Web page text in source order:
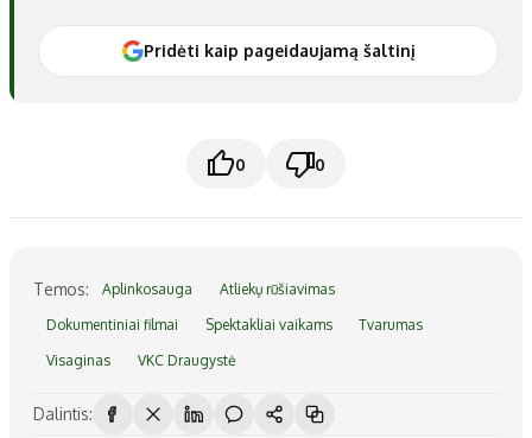
Pridėti kaip pageidaujamą šaltinį
0 0
Temos: Aplinkosauga Atliekų rūšiavimas
Dokumentiniai filmai Spektakliai vaikams Tvarumas
Visaginas VKC Draugystė
Dalintis: